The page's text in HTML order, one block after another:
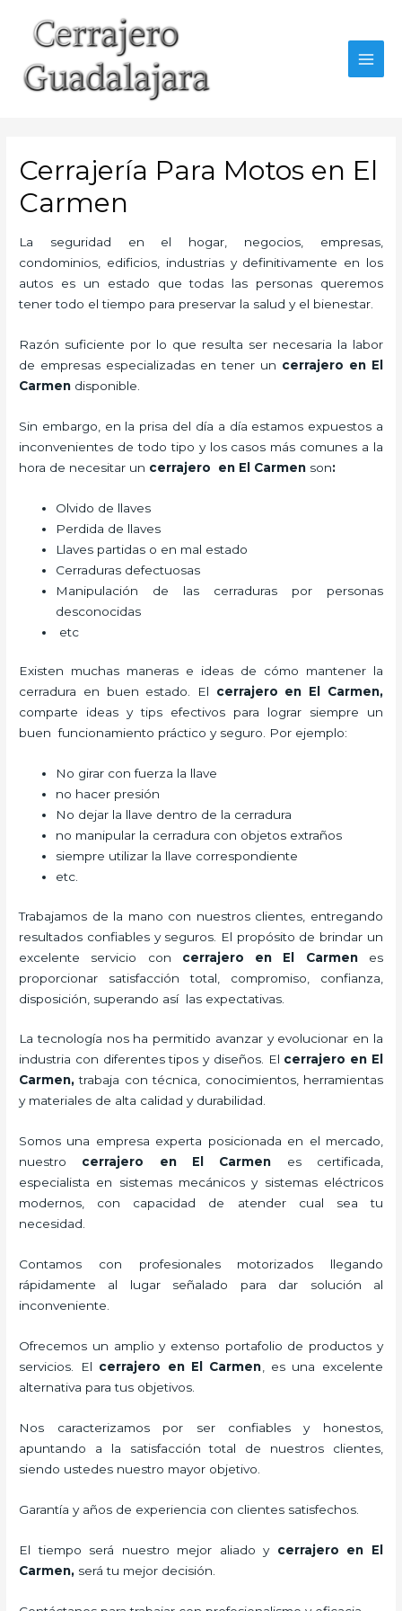
contenido
Cerrajería Para Motos en El
Carmen
La seguridad en el hogar, negocios, empresas,
condominios, edificios, industrias y definitivamente en los
autos es un estado que todas las personas queremos
tener todo el tiempo para preservar la salud y el bienestar.
Razón suficiente por lo que resulta ser necesaria la labor
de empresas especializadas en tener un cerrajero en El
Carmen disponible.
Sin embargo, en la prisa del día a día estamos expuestos a
inconvenientes de todo tipo y los casos más comunes a la
hora de necesitar un cerrajero en El Carmen son:
Olvido de llaves
Perdida de llaves
Llaves partidas o en mal estado
Cerraduras defectuosas
Manipulación de las cerraduras por personas
desconocidas
etc
Existen muchas maneras e ideas de cómo mantener la
cerradura en buen estado. El cerrajero en El Carmen,
comparte ideas y tips efectivos para lograr siempre un
buen funcionamiento práctico y seguro. Por ejemplo:
No girar con fuerza la llave
no hacer presión
No dejar la llave dentro de la cerradura
no manipular la cerradura con objetos extraños
siempre utilizar la llave correspondiente
etc.
Trabajamos de la mano con nuestros clientes, entregando
resultados confiables y seguros. El propósito de brindar un
excelente servicio con cerrajero en El Carmenes
proporcionar satisfacción total, compromiso, confianza,
disposición, superando así las expectativas.
La tecnología nos ha permitido avanzar y evolucionar en la
industria con diferentes tipos y diseños. El cerrajero en El
Carmen,trabaja con técnica, conocimientos, herramientas
y materiales de alta calidad y durabilidad.
Somos una empresa experta posicionada en el mercado,
nuestro cerrajero en El Carmen es certificada,
especialista en sistemas mecánicos y sistemas eléctricos
modernos, con capacidad de atender cual sea tu
necesidad.
Contamos con profesionales motorizados llegando
rápidamente al lugar señalado para dar solución al
inconveniente.
Ofrecemos un amplio y extenso portafolio de productos y
servicios. El cerrajero en El Carmen , es una excelente
alternativa para tus objetivos.
Nos caracterizamos por ser confiables y honestos,
apuntando a la satisfacción total de nuestros clientes,
siendo ustedes nuestro mayor objetivo.
Garantía y años de experiencia con clientes satisfechos.
El tiempo será nuestro mejor aliado y cerrajero en El
Carmen, será tu mejor decisión.